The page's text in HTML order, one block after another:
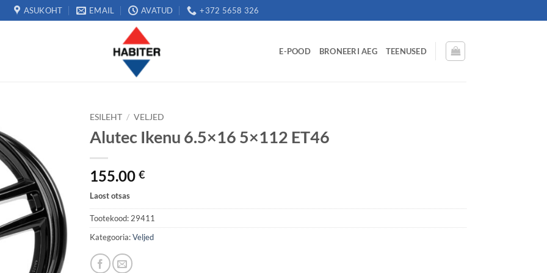
ASUKOHT EMAIL AVATUD +372 5658 326
E-POOD BRONEERI AEG TEENUSED
ESILEHT / VELJED
Alutec Ikenu 6.5×16 5×112 ET46
155.00 €
Laost otsas
Tootekood: 29411
Kategooria:Veljed